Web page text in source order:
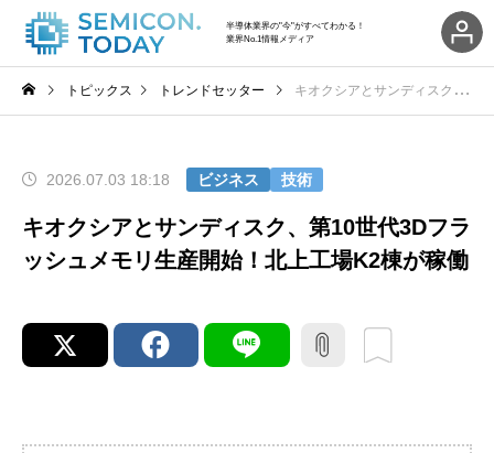
半導体業界の"今"がすべてわかる！
業界No.1情報メディア
トピックス トレンドセッター キオクシアとサンディスク、第10世代3Dフラッシュメモリ生産開始！北上工場K2棟が稼働
2026.07.03 18:18 ビジネス 技術
キオクシアとサンディスク、第10世代3Dフラ
ッシュメモリ生産開始！北上工場K2棟が稼働